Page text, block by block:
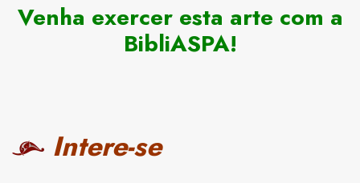
Venha exercer esta arte com a
BibliASPA!
Intere-se